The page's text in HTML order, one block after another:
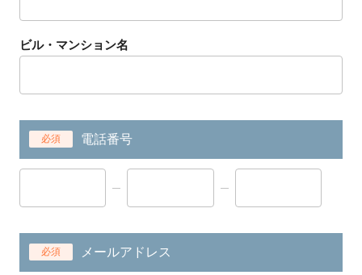
ビル・マンション名
必須 電話番号
必須 メールアドレス